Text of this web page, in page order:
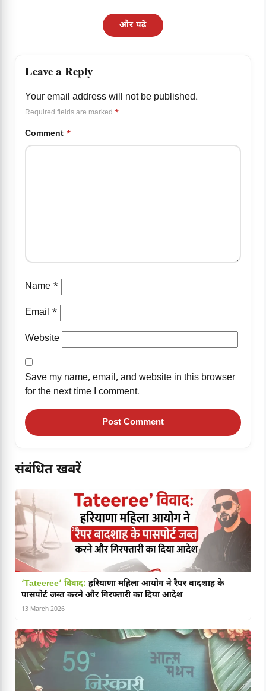
और पढ़ें
Leave a Reply
Your email address will not be published.
Required fields are marked *
Comment *
Name *
Email *
Website
Save my name, email, and website in this browser
for the next time I comment.
संबंधित खबरें
‘Tateeree’ विवाद: हरियाणा महिला आयोग ने रैपर बादशाह के
पासपोर्ट जब्त करने और गिरफ्तारी का दिया आदेश
13 March 2026